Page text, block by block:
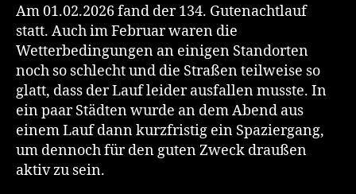
Am 01.02.2026 fand der 134. Gutenachtlauf
statt. Auch im Februar waren die
Wetterbedingungen an einigen Standorten
noch so schlecht und die Straßen teilweise so
glatt, dass der Lauf leider ausfallen musste. In
ein paar Städten wurde an dem Abend aus
einem Lauf dann kurzfristig ein Spaziergang,
um dennoch für den guten Zweck draußen
aktiv zu sein.